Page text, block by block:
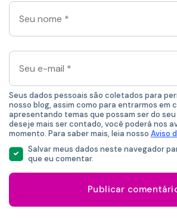
Seu
nome
*
Seu
e-
mail
*
Seus dados pessoais são coletados para
nosso blog, assim como para entrarmos em
apresentando temas que possam ser do
deseje mais ser contado, você poderá nos
momento. Para saber mais, leia nosso Aviso
Salvar meus dados neste navegador
que eu comentar.